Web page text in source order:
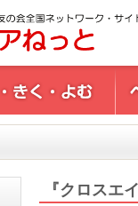
『クロスエ